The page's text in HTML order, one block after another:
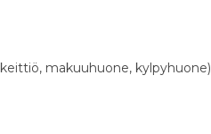
makuuhuone, kylpyhuone)